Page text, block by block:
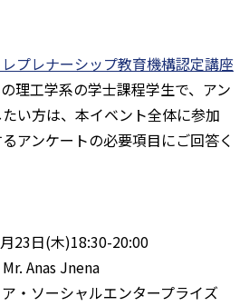
プレナーシップ教育機構認定講座
理工学系の学士課程学生で、アン
い方は、本イベント全体に参加
アンケートの必要項目にご回答く
23日(木)18:30-20:00
Anas Jnena
ア・ソーシャルエンタープライズ